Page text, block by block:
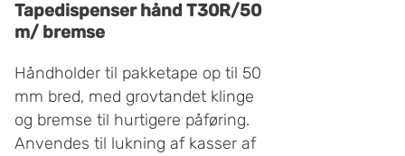
fungerer godt i kulde. Denne
artikel erstatter 19815.
Tapedispenser hånd T30R/50
m/ bremse
Håndholder til pakketape op til 50
mm bred, med grovtandet klinge
og bremse til hurtigere påføring.
Anvendes til lukning af kasser af